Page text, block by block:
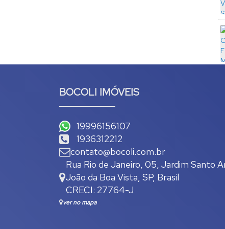
BOCOLI IMÓVEIS
19996156107
1936312212
contato@bocoli.com.br
Rua Rio de Janeiro, 05, Jardim Santo
João da Boa Vista, SP, Brasil
CRECI: 27764-J
ver no mapa